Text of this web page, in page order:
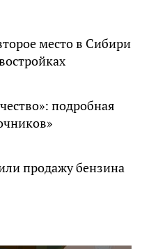
место в Сибири
подробная
продажу бензина